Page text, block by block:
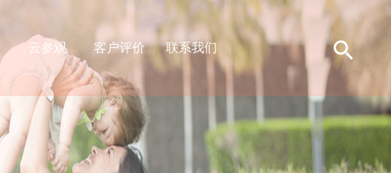
云参观 客户评价 联系我们